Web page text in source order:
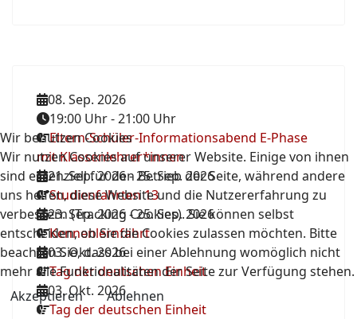
08. Sep. 2026
19:00 Uhr-21:00 Uhr
Eltern-Schüler-Informationsabend E-Phase
mit Klassenlehrer*innen
21. Sep. 2026-25. Sep. 2026
Studienfahrten 13
23. Sep. 2026-25. Sep. 2026
Kennenlernfahrt
03. Okt. 2026
Tag der deutschen Einheit
03. Okt. 2026
Tag der deutschen Einheit
Wir benutzen Cookies
Wir nutzen Cookies auf unserer Website. Einige von ihnen
sind essenziell für den Betrieb der Seite, während andere
uns helfen, diese Website und die Nutzererfahrung zu
verbessern (Tracking Cookies). Sie können selbst
entscheiden, ob Sie die Cookies zulassen möchten. Bitte
beachten Sie, dass bei einer Ablehnung womöglich nicht
mehr alle Funktionalitäten der Seite zur Verfügung stehen.
Akzeptieren
Ablehnen